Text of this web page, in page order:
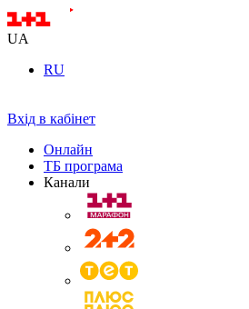
UA
RU
Вхід в кабінет
Онлайн
ТБ програма
Канали